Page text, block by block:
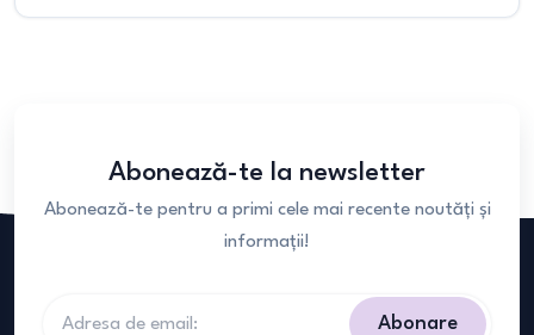
Abonează-te la newsletter
Abonează-te pentru a primi cele mai recente noutăți și
informații!
Abonare